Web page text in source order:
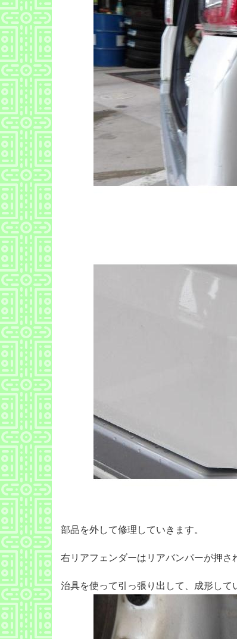
部品を外して修理していきます。
右リアフェンダーはリアバンパーが押さ
治具を使って引っ張り出して、成形して